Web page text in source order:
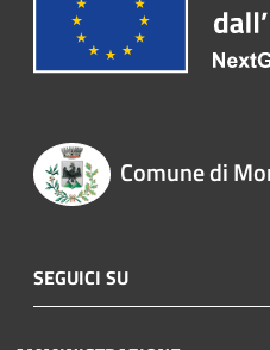
Comune di
SEGUICI SU